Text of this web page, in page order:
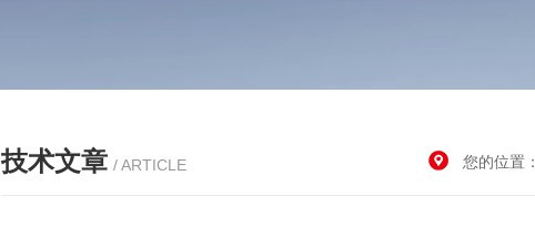
技术文章 / ARTICLE 您的位置：